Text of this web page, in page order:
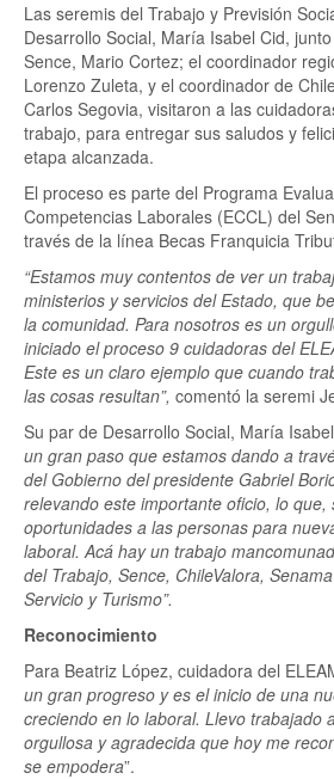
Las seremis del Trabajo y Previsión
Desarrollo Social, María Isabel Cid,
Sence, Mario Cortez; el coordinador
Lorenzo Zuleta, y el coordinador de
Carlos Segovia, visitaron a las
trabajo, para entregar sus saludos y
etapa alcanzada.
El proceso es parte del Programa
Competencias Laborales (ECCL) del
través de la línea Becas Franquicia
“Estamos muy contentos de ver un
ministerios y servicios del Estado, que
la comunidad. Para nosotros es un
iniciado el proceso 9 cuidadoras del
Este es un claro ejemplo que cuando
las cosas resultan”, comentó la seremi
Su par de Desarrollo Social, María
un gran paso que estamos dando a
del Gobierno del presidente Gabriel
relevando este importante oficio, lo
oportunidades a las personas para
laboral. Acá hay un trabajo
del Trabajo, Sence, ChileValora,
Servicio y Turismo”.
Reconocimiento
Para Beatriz López, cuidadora del
un gran progreso y es el inicio de una
creciendo en lo laboral. Llevo trabajado
orgullosa y agradecida que hoy me
se empodera”.